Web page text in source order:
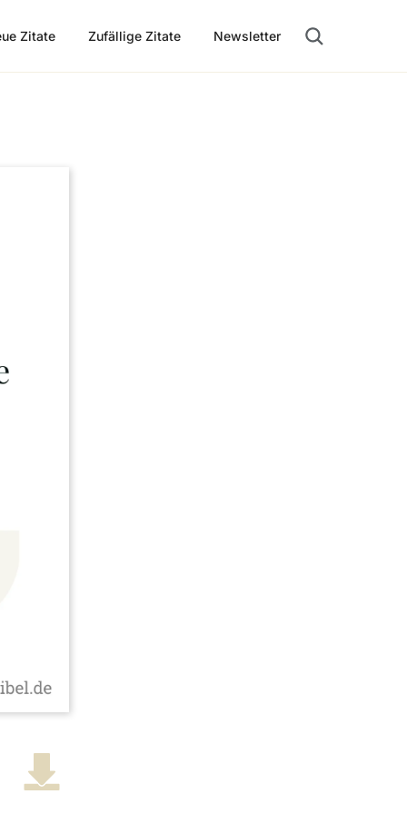
Suche öffnen
Zitate Zufällige Zitate Newsletter